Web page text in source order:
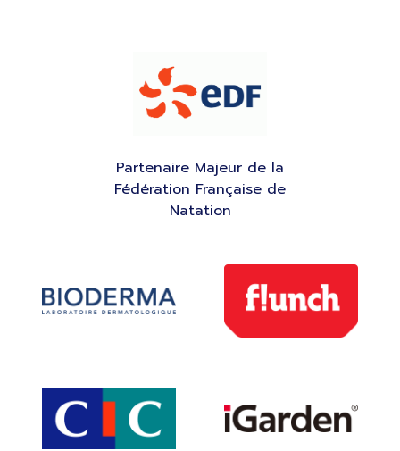
Partenaire Majeur de la
Fédération Française de
Natation